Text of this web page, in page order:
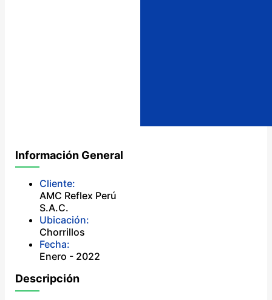
Información General
Cliente:
AMC Reflex Perú
S.A.C.
Ubicación:
Chorrillos
Fecha:
Enero - 2022
Descripción